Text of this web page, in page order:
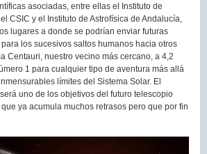
asociadas, entre ellas el Instituto de
CSIC y el Instituto de Astrofísica de Andalucía,
lugares a donde se podrían enviar futuras
los sucesivos saltos humanos hacia otros
Centauri, nuestro vecino más cercano, a 4,2
1 para cualquier tipo de aventura más allá
límites del Sistema Solar. El
uno de los objetivos del futuro telescopio
ya acumula muchos retrasos pero que por fin